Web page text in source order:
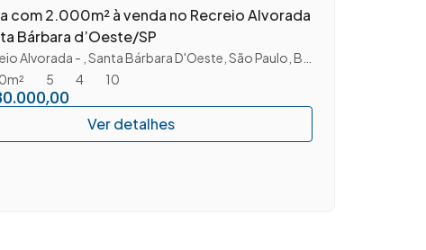
com 2.000m² à venda no Recreio Alvorada
Bárbara d’Oeste/SP
Alvorada Santa Bárbara D'Oeste São Paulo Brasil
5
4 10